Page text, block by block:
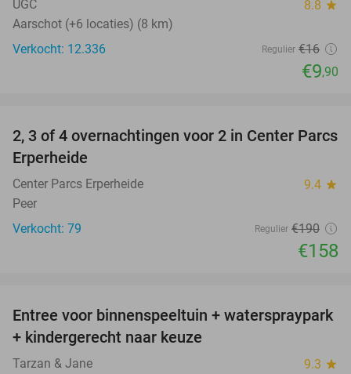
UGC 8.8 star
Aarschot (+6 locaties) (8 km)
Verkocht: 12.336
Regulier €16
€9,90
17%
2, 3 of 4 overnachtingen voor 2 in Center Parcs
Erperheide
Center Parcs Erperheide 9.4 star
Peer
Verkocht: 79
Regulier €190
€158
40%
Entree voor binnenspeeltuin + waterspraypark
+ kindergerecht naar keuze
Tarzan & Jane 9.3 star